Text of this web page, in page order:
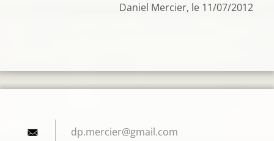
Daniel Mercier, le 11/07/2012
dp.mercier@gmail.com